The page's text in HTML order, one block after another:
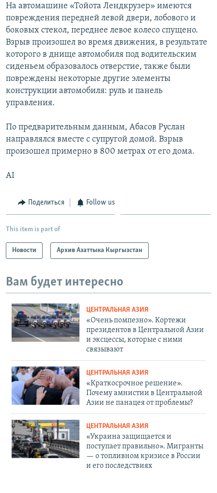
На автомашине «Тойота Лендкрузер» имеются
повреждения передней левой двери, лобового и
боковых стекол, переднее левое колесо спущено.
Взрыв произошел во время движения, в результате
которого в днище автомобиля под водительским
сиденьем образовалось отверстие, также были
повреждены некоторые другие элементы
конструкции автомобиля: руль и панель
управления.
По предварительным данным, Абасов Руслан
направлялся вместе с супругой домой. Взрыв
произошел примерно в 800 метрах от его дома.
AI
Поделиться Follow us
This item is part of
Новости Архив Азаттыка Кыргызстан
Вам будет интересно
ЦЕНТРАЛЬНАЯ АЗИЯ
«Очень помпезно». Кортежи
президентов в Центральной Азии
и эксцессы, которые с ними
связывают
ЦЕНТРАЛЬНАЯ АЗИЯ
«Краткосрочное решение».
Почему амнистии в Центральной
Азии не панацея от проблемы?
ЦЕНТРАЛЬНАЯ АЗИЯ
«Украина защищается и
поступает правильно». Мигранты
— о топливном кризисе в России
и его последствиях